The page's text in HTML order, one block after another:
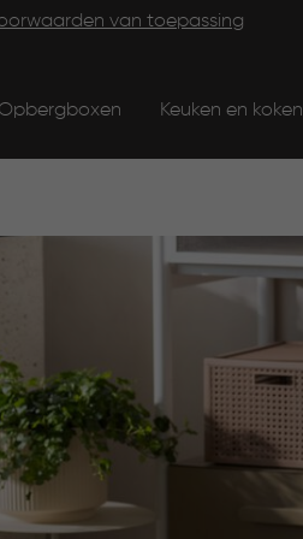
van toepassing
Opbergboxen Keuken en koken